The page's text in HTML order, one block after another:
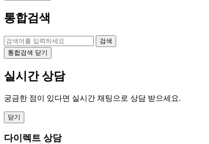
통합검색
검색
통합검색 닫기
실시간 상담
궁금한 점이 있다면 실시간 채팅으로 상담 받으세요.
닫기
다이렉트 상담